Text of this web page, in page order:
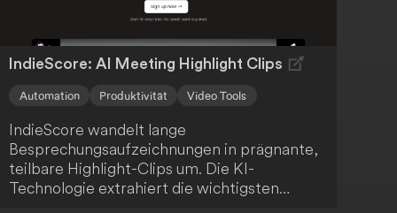
IndieScore: AI Meeting Highlight Clips
Automation Produktivität Video Tools
IndieScore wandelt lange
Besprechungsaufzeichnungen in prägnante,
teilbare Highlight-Clips um. Die KI-
Technologie extrahiert die wichtigsten